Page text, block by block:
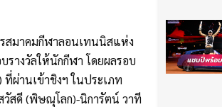
สมาคมกีฬาลอนเทนนิสแห่ง
างวัลให้นักกีฬา โดยผลรอบ
ผ่านเข้าชิงฯ ในประเภท
วัสดี (พิษณุโลก)-นิการัตน์ วาที